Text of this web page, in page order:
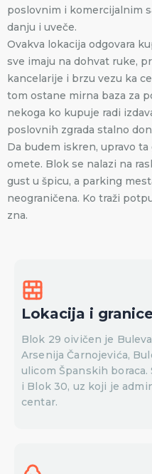
poslovnim i komercijalnim
danju i uveče.
Ovakva lokacija odgovara
sve imaju na dohvat ruke,
kancelarije i brzu vezu ka
tom ostane mirna baza za
nekoga ko kupuje radi
poslovnih zgrada stalno
Da budem iskren, upravo
omete. Blok se nalazi na
gust u špicu, a parking
neograničena. Ko traži
zna.
Lokacija i
Blok 29 oivičen je
Arsenija Čarnojevića,
ulicom Španskih
i Blok 30, uz koji je
centar.